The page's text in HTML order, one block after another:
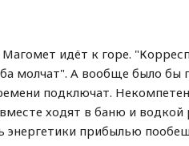
идёт к горе.
молчат". А вообще было бы
подключат.
ходят в баню и
энергетики прибылью